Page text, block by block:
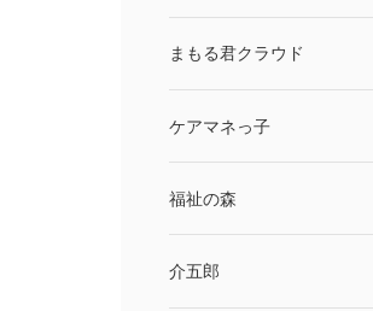
まもる君クラウド
ケアマネっ子
福祉の森
介五郎